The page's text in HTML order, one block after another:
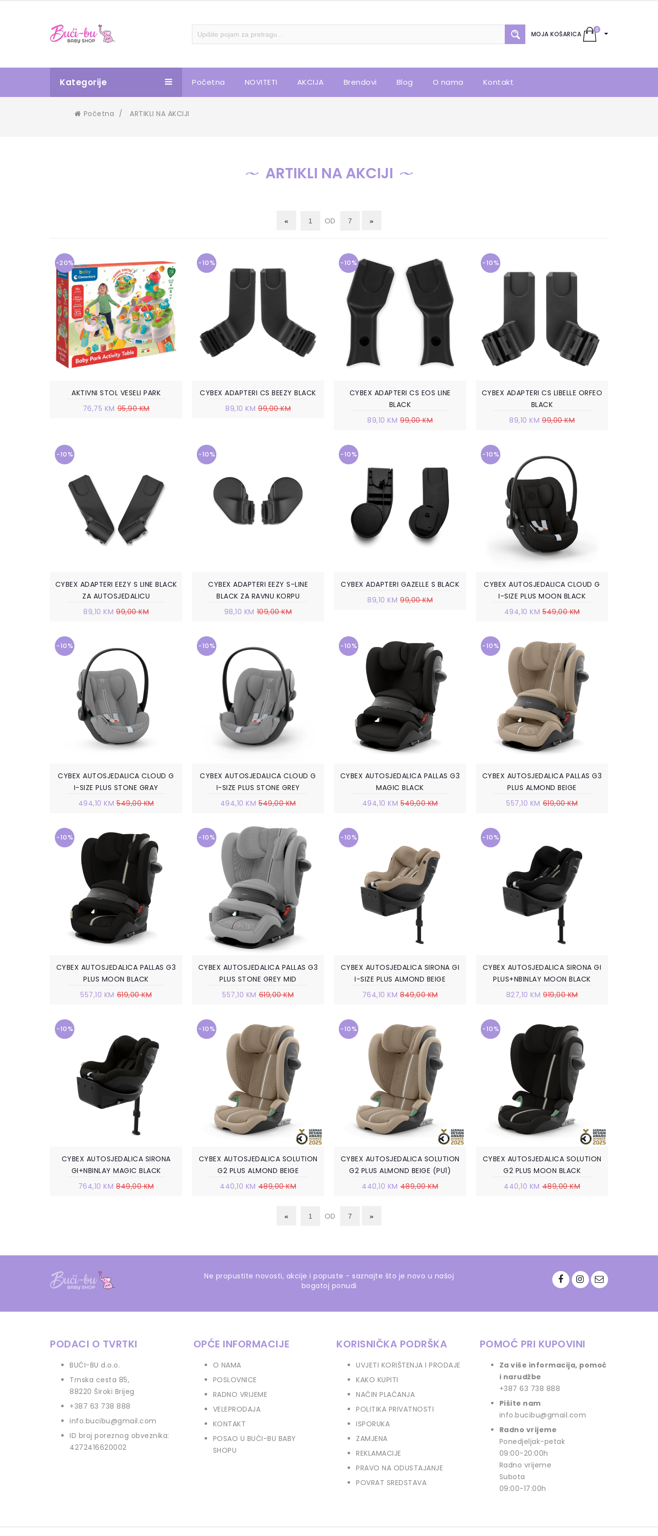
MOJA KOŠARICA
0
Kategorije Početna NOVITETI AKCIJA Brendovi Blog O nama Kontakt
Početna / ARTIKLI NA AKCIJI
ARTIKLI NA AKCIJI
OD
-20%
AKTIVNI STOL VESELI PARK
76,75 KM 95,90 KM
-10%
CYBEX ADAPTERI CS BEEZY BLACK
89,10 KM 99,00 KM
-10%
CYBEX ADAPTERI CS EOS LINE
BLACK
89,10 KM 99,00 KM
-10%
CYBEX ADAPTERI CS LIBELLE ORFEO
BLACK
89,10 KM 99,00 KM
-10%
CYBEX ADAPTERI EEZY S LINE BLACK
ZA AUTOSJEDALICU
89,10 KM 99,00 KM
-10%
CYBEX ADAPTERI EEZY S-LINE
BLACK ZA RAVNU KORPU
98,10 KM 109,00 KM
-10%
CYBEX ADAPTERI GAZELLE S BLACK
89,10 KM 99,00 KM
-10%
CYBEX AUTOSJEDALICA CLOUD G
I-SIZE PLUS MOON BLACK
494,10 KM 549,00 KM
-10%
CYBEX AUTOSJEDALICA CLOUD G
I-SIZE PLUS STONE GRAY
494,10 KM 549,00 KM
-10%
CYBEX AUTOSJEDALICA CLOUD G
I-SIZE PLUS STONE GREY
494,10 KM 549,00 KM
-10%
CYBEX AUTOSJEDALICA PALLAS G3
MAGIC BLACK
494,10 KM 549,00 KM
-10%
CYBEX AUTOSJEDALICA PALLAS G3
PLUS ALMOND BEIGE
557,10 KM 619,00 KM
-10%
CYBEX AUTOSJEDALICA PALLAS G3
PLUS MOON BLACK
557,10 KM 619,00 KM
-10%
CYBEX AUTOSJEDALICA PALLAS G3
PLUS STONE GREY MID
557,10 KM 619,00 KM
-10%
CYBEX AUTOSJEDALICA SIRONA GI
I-SIZE PLUS ALMOND BEIGE
764,10 KM 849,00 KM
-10%
CYBEX AUTOSJEDALICA SIRONA GI
PLUS+NBINLAY MOON BLACK
827,10 KM 919,00 KM
-10%
CYBEX AUTOSJEDALICA SIRONA
GI+NBINLAY MAGIC BLACK
764,10 KM 849,00 KM
-10%
CYBEX AUTOSJEDALICA SOLUTION
G2 PLUS ALMOND BEIGE
440,10 KM 489,00 KM
-10%
CYBEX AUTOSJEDALICA SOLUTION
G2 PLUS ALMOND BEIGE (PU1)
440,10 KM 489,00 KM
-10%
CYBEX AUTOSJEDALICA SOLUTION
G2 PLUS MOON BLACK
440,10 KM 489,00 KM
OD
Ne propustite novosti, akcije i popuste - saznajte što je novo u našoj
bogatoj ponudi
PODACI O TVRTKI
BUĆI-BU d.o.o.
Trnska cesta 85,
88220 Široki Brijeg
+387 63 738 888
info.bucibu@gmail.com
ID broj poreznog obveznika:
4272416620002
OPĆE INFORMACIJE
O NAMA
POSLOVNICE
RADNO VRIJEME
VELEPRODAJA
KONTAKT
POSAO U BUĆI-BU BABY
SHOPU
KORISNIČKA PODRŠKA
UVJETI KORIŠTENJA I PRODAJE
KAKO KUPITI
NAČIN PLAĆANJA
POLITIKA PRIVATNOSTI
ISPORUKA
ZAMJENA
REKLAMACIJE
PRAVO NA ODUSTAJANJE
POVRAT SREDSTAVA
POMOĆ PRI KUPOVINI
Za više informacija, pomoć
i narudžbe
+387 63 738 888
Pišite nam
info.bucibu@gmail.com
Radno vrijeme
Ponedjeljak-petak
09:00-20:00h
Radno vrijeme
Subota
09:00-17:00h